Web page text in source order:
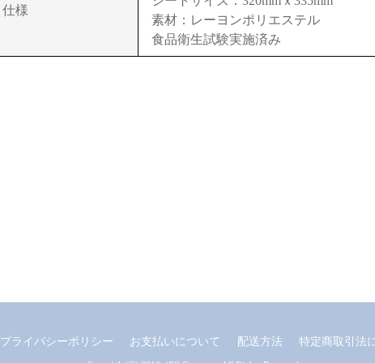
仕様
素材：レーヨンポリエステル
食品衛生試験実施済み
プライバシーポリシー お支払いについて 配送方法 特定商取引法